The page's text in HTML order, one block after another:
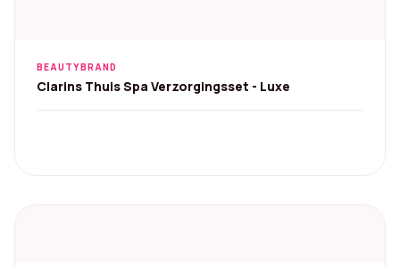
BEAUTYBRAND
Clarins Thuis Spa Verzorgingsset - Luxe